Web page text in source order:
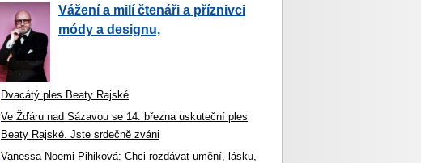
Vážení a milí čtenáři a příznivci
módy a designu,
Dvacátý ples Beaty Rajské
Ve Žďáru nad Sázavou se 14. března uskuteční ples
Beaty Rajské. Jste srdečně zváni
Vanessa Noemi Pihiková: Chci rozdávat umění, lásku,